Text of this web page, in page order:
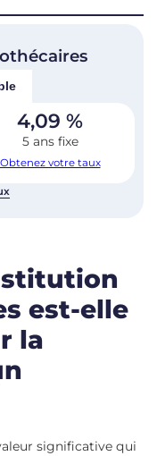
4,09 %
5 ans fixe
Obtenez votre taux
est-elle
la
significative qui